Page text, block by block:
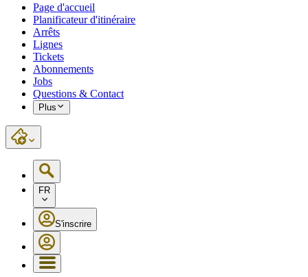
Page d'accueil
Planificateur d'itinéraire
Arrêts
Lignes
Tickets
Abonnements
Jobs
Questions & Contact
Plus
FR
S'inscrire